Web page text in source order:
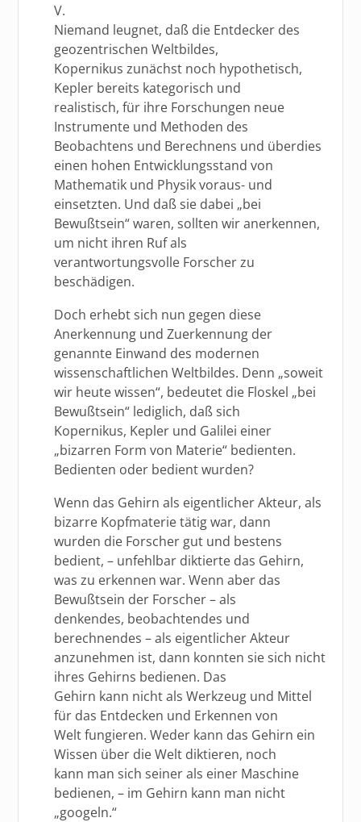
V.
Niemand leugnet, daß die Entdecker des
geozentrischen Weltbildes,
Kopernikus zunächst noch hypothetisch,
Kepler bereits kategorisch und
realistisch, für ihre Forschungen neue
Instrumente und Methoden des
Beobachtens und Berechnens und überdies
einen hohen Entwicklungsstand von
Mathematik und Physik voraus- und
einsetzten. Und daß sie dabei „bei
Bewußtsein“ waren, sollten wir anerkennen,
um nicht ihren Ruf als
verantwortungsvolle Forscher zu
beschädigen.
Doch erhebt sich nun gegen diese
Anerkennung und Zuerkennung der
genannte Einwand des modernen
wissenschaftlichen Weltbildes. Denn „soweit
wir heute wissen“, bedeutet die Floskel „bei
Bewußtsein“ lediglich, daß sich
Kopernikus, Kepler und Galilei einer
„bizarren Form von Materie“ bedienten.
Bedienten oder bedient wurden?
Wenn das Gehirn als eigentlicher Akteur, als
bizarre Kopfmaterie tätig war, dann
wurden die Forscher gut und bestens
bedient, – unfehlbar diktierte das Gehirn,
was zu erkennen war. Wenn aber das
Bewußtsein der Forscher – als
denkendes, beobachtendes und
berechnendes – als eigentlicher Akteur
anzunehmen ist, dann konnten sie sich nicht
ihres Gehirns bedienen. Das
Gehirn kann nicht als Werkzeug und Mittel
für das Entdecken und Erkennen von
Welt fungieren. Weder kann das Gehirn ein
Wissen über die Welt diktieren, noch
kann man sich seiner als einer Maschine
bedienen, – im Gehirn kann man nicht
„googeln.“